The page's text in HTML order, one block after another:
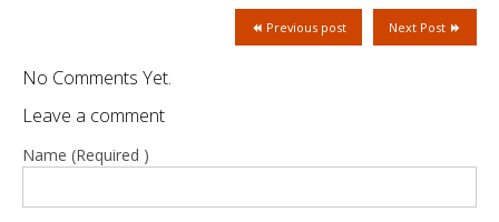
Next Post
Previous post
No Comments Yet.
Leave a comment
Name (Required )